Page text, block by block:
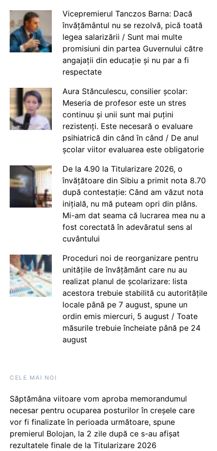
Vicepremierul Tanczos Barna: Dacă
învățământul nu se rezolvă, pică toată
legea salarizării / Sunt mai multe
promisiuni din partea Guvernului către
angajații din educație și nu par a fi
respectate
Aura Stănculescu, consilier școlar:
Meseria de profesor este un stres
continuu și unii sunt mai puțini
rezistenți. Este necesară o evaluare
psihiatrică din când în când / De anul
școlar viitor evaluarea este obligatorie
De la 4.90 la Titularizare 2026, o
învățătoare din Sibiu a primit nota 8.70
după contestație: Când am văzut nota
inițială, nu mă puteam opri din plâns.
Mi-am dat seama că lucrarea mea nu a
fost corectată în adevăratul sens al
cuvântului
Proceduri noi de reorganizare pentru
unitățile de învățământ care nu au
realizat planul de școlarizare: lista
acestora trebuie stabilită cu autoritățile
locale până pe 7 august, spune un
ordin emis miercuri, 5 august / Toate
măsurile trebuie încheiate până pe 24
august
CELE MAI NOI
Săptămâna viitoare vom aproba memorandumul
necesar pentru ocuparea posturilor în creșele care
vor fi finalizate în perioada următoare, spune
premierul Bolojan, la 2 zile după ce s-au afișat
rezultatele finale de la Titularizare 2026